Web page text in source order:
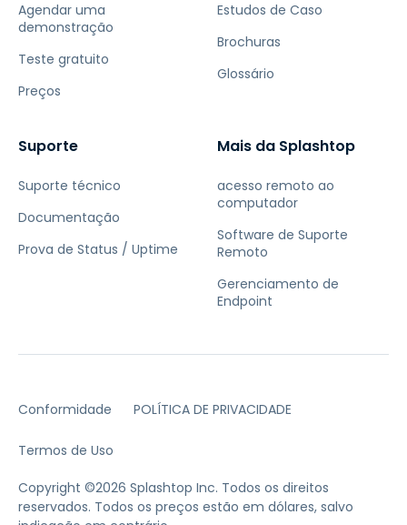
Agendar uma
demonstração
Teste gratuito
Preços
Estudos de Caso
Brochuras
Glossário
Suporte
Suporte técnico
Documentação
Prova de Status / Uptime
Mais da Splashtop
acesso remoto ao
computador
Software de Suporte
Remoto
Gerenciamento de
Endpoint
Conformidade POLÍTICA DE PRIVACIDADE
Termos de Uso
Copyright ©2026 Splashtop Inc. Todos os direitos
reservados. Todos os preços estão em dólares, salvo